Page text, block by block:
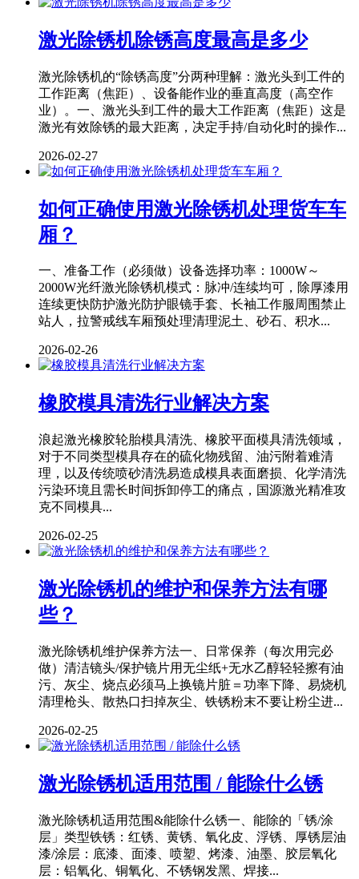
激光除锈机除锈高度最高是多少
激光除锈机的“除锈高度”分两种理解：激光头到工件的
工作距离（焦距）、设备能作业的垂直高度（高空作
业）。一、激光头到工件的最大工作距离（焦距）这是
激光有效除锈的最大距离，决定手持/自动化时的操作...
2026-02-27
如何正确使用激光除锈机处理货车车
厢？
一、准备工作（必须做）设备选择功率：1000W～
2000W光纤激光除锈机模式：脉冲/连续均可，除厚漆用
连续更快防护激光防护眼镜手套、长袖工作服周围禁止
站人，拉警戒线车厢预处理清理泥土、砂石、积水...
2026-02-26
橡胶模具清洗行业解决方案
浪起激光橡胶轮胎模具清洗、橡胶平面模具清洗领域，
对于不同类型模具存在的硫化物残留、油污附着难清
理，以及传统喷砂清洗易造成模具表面磨损、化学清洗
污染环境且需长时间拆卸停工的痛点，国源激光精准攻
克不同模具...
2026-02-25
激光除锈机的维护和保养方法有哪
些？
激光除锈机维护保养方法一、日常保养（每次用完必
做）清洁镜头/保护镜片用无尘纸+无水乙醇轻轻擦有油
污、灰尘、烧点必须马上换镜片脏＝功率下降、易烧机
清理枪头、散热口扫掉灰尘、铁锈粉末不要让粉尘进...
2026-02-25
激光除锈机适用范围 / 能除什么锈
激光除锈机适用范围&能除什么锈一、能除的「锈/涂
层」类型铁锈：红锈、黄锈、氧化皮、浮锈、厚锈层油
漆/涂层：底漆、面漆、喷塑、烤漆、油墨、胶层氧化
层：铝氧化、铜氧化、不锈钢发黑、焊接...